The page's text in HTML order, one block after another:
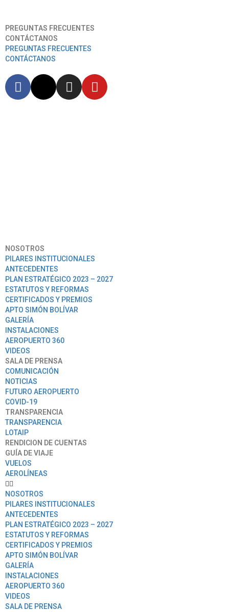
PREGUNTAS FRECUENTES
CONTÁCTANOS
PREGUNTAS FRECUENTES
CONTÁCTANOS
NOSOTROS
PILARES INSTITUCIONALES
ANTECEDENTES
PLAN ESTRATÉGICO 2023 – 2027
ESTATUTOS Y REFORMAS
CERTIFICADOS Y PREMIOS
APTO SIMÓN BOLÍVAR
GALERÍA
INSTALACIONES
AEROPUERTO 360
VIDEOS
SALA DE PRENSA
COMUNICACIÓN
NOTICIAS
FUTURO AEROPUERTO
COVID-19
TRANSPARENCIA
TRANSPARENCIA
LOTAIP
RENDICION DE CUENTAS
GUÍA DE VIAJE
VUELOS
AEROLÍNEAS
NOSOTROS
PILARES INSTITUCIONALES
ANTECEDENTES
PLAN ESTRATÉGICO 2023 – 2027
ESTATUTOS Y REFORMAS
CERTIFICADOS Y PREMIOS
APTO SIMÓN BOLÍVAR
GALERÍA
INSTALACIONES
AEROPUERTO 360
VIDEOS
SALA DE PRENSA